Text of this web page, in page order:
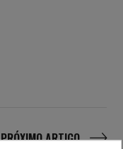
PRÓXIMO ARTIGO